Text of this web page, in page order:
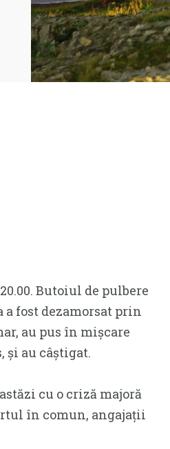
Butoiul de pulbere
fost dezamorsat prin
au pus în mișcare
și au câștigat.
cu o criză majoră
în comun, angajații